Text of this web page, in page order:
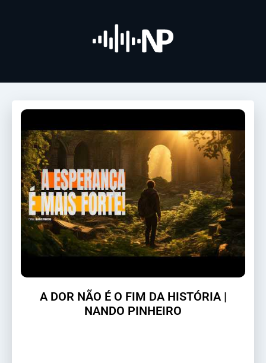
A DOR NÃO É O FIM DA HISTÓRIA |
NANDO PINHEIRO